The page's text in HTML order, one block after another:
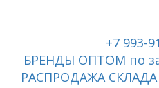
+7 993-
БРЕНДЫ ОПТОМ по
РАСПРОДАЖА